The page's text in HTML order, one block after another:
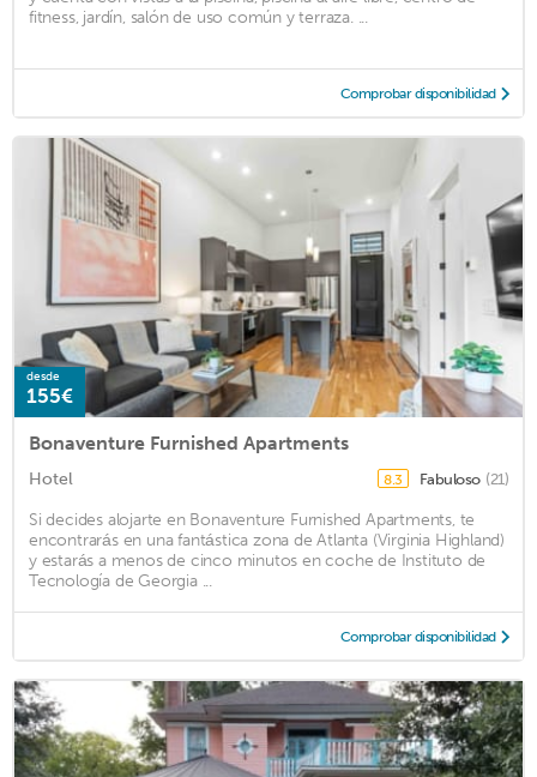
fitness, jardín, salón de uso común y terraza. ...
Comprobar disponibilidad
desde
155€
Bonaventure Furnished Apartments
Hotel 8.3 Fabuloso (21)
Si decides alojarte en Bonaventure Furnished Apartments, te
encontrarás en una fantástica zona de Atlanta (Virginia Highland)
y estarás a menos de cinco minutos en coche de Instituto de
Tecnología de Georgia ...
Comprobar disponibilidad